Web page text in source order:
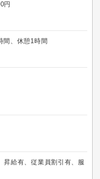
円
、休憩1時間
昇給有、従業員割引有、服